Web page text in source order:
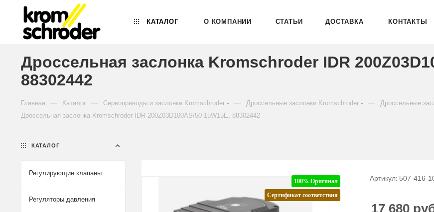
КАТАЛОГ О КОМПАНИИ СТАТЬИ ДОСТАВКА КОНТАКТЫ
Дроссельная заслонка Kromschroder IDR
88302442
Главная Каталог Сервоприводы и заслонки Kromschroder Дроссельные заслонки Kromschroder Дроссельные
Дроссельная заслонка Kromschroder IDR 200Z03D100AS/50-15W15E, 88302442
100% Оригинал
Сертификат соответствия
Артикул: 507-416-
17 680
КАТАЛОГ
Регулирующие клапаны
Регуляторы давления